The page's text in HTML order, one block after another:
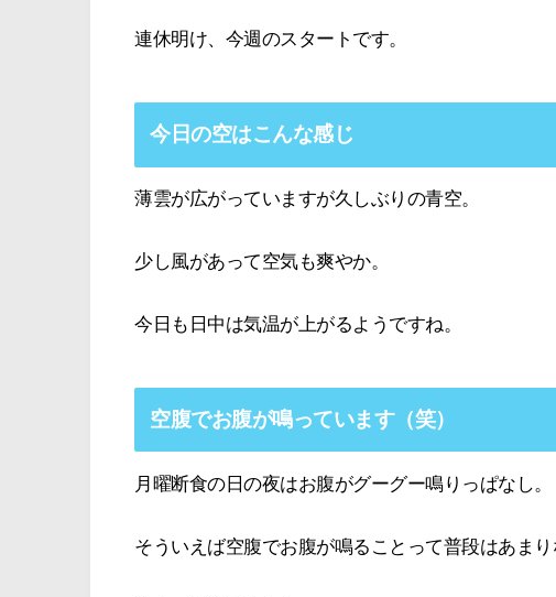
連休明け、今週のスタートです。
今日の空はこんな感じ
薄雲が広がっていますが久しぶりの青空。
少し風があって空気も爽やか。
今日も日中は気温が上がるようですね。
空腹でお腹が鳴っています（笑）
月曜断食の日の夜はお腹がグーグー鳴りっぱなし。
そういえば空腹でお腹が鳴ることって普段はあまり